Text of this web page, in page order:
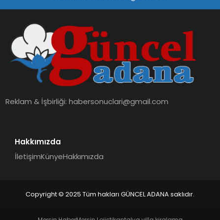
TEKNOLOJI
Reklam & İşbirliği:habersonuclari@gmail.com
Hakkımızda
İletişimKünyeHakkımızda
Copyright © 2025 Tüm hakları GÜNCEL ADANA saklıdır.